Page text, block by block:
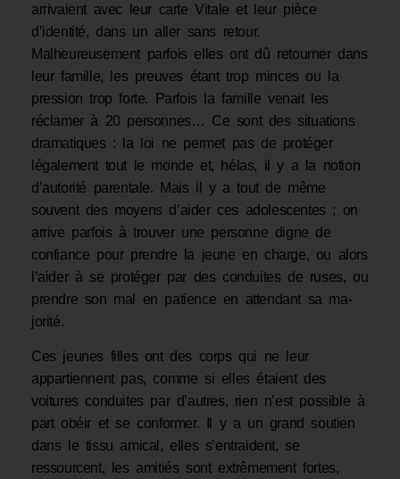
arrivaient avec leur carte Vitale et leur pièce
d’identité, dans un aller sans retour.
Malheureusement parfois elles ont dû retourner dans
leur famille, les preuves étant trop minces ou la
pression trop forte. Parfois la famille venait les
récla­mer à 20 personnes… Ce sont des situations
dramatiques : la loi ne permet pas de pro­téger
légalement tout le monde et, hélas, il y a la notion
d’autorité parentale. Mais il y a tout de même
souvent des moyens d’aider ces adolescentes ; on
arrive parfois à trouver une personne digne de
confiance pour prendre la jeune en charge, ou alors
l’aider à se protéger par des conduites de ruses, ou
prendre son mal en patience en attendant sa ma­
jorité.
Ces jeunes filles ont des corps qui ne leur
appartiennent pas, comme si elles étaient des
voitures conduites par d’autres, rien n’est possible à
part obéir et se conformer. Il y a un grand soutien
dans le tissu amical, elles s’entraident, se
ressourcent, les amitiés sont ex­trêmement fortes,